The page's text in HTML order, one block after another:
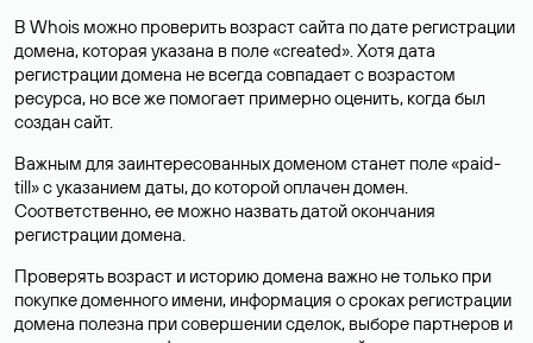
В Whois можно проверить возраст сайта по дате регистрации
домена, которая указана в поле «created». Хотя дата
регистрации домена не всегда совпадает с возрастом
ресурса, но все же помогает примерно оценить, когда был
создан сайт.
Важным для заинтересованных доменом станет поле «paid-
till» с указанием даты, до которой оплачен домен.
Соответственно, ее можно назвать датой окончания
регистрации домена.
Проверять возраст и историю домена важно не только при
покупке доменного имени, информация о сроках регистрации
домена полезна при совершении сделок, выборе партнеров и